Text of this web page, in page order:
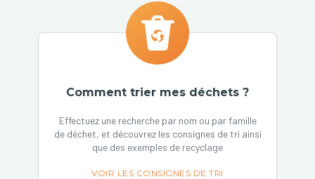
Comment trier mes déchets ?
Effectuez une recherche par nom ou par famille
de déchet, et découvrez les consignes de tri ainsi
que des exemples de recyclage
VOIR LES CONSIGNES DE TRI